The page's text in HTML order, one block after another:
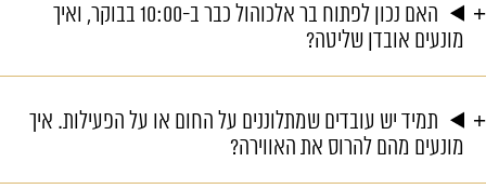
האם נכון לפתוח בר אלכוהול כבר ב-10:00 בבוקר, ואיך
מונעים אובדן שליטה?
תמיד יש עובדים שמתלוננים על החום או על הפעילות. איך
מונעים מהם להרוס את האווירה?